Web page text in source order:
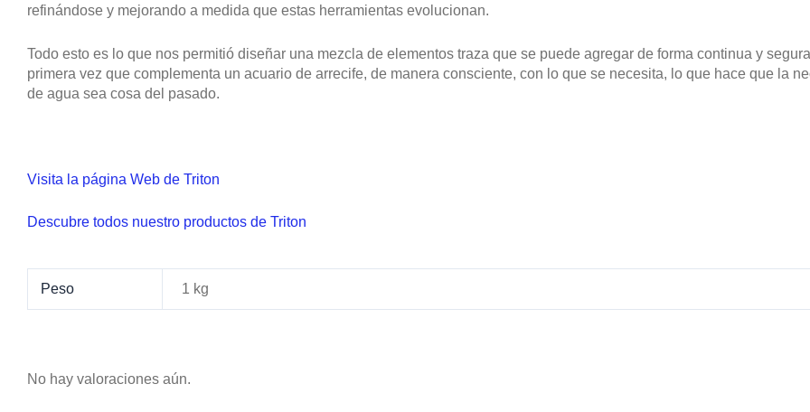
refinándose y mejorando a medida que estas herramientas evolucionan.
Todo esto es lo que nos permitió diseñar una mezcla de elementos traza que se puede agregar de forma continua y
primera vez que complementa un acuario de arrecife, de manera consciente, con lo que se necesita, lo que hace que la
de agua sea cosa del pasado.
Visita la página Web de Triton
Descubre todos nuestro productos de Triton
Peso 1 kg
No hay valoraciones aún.